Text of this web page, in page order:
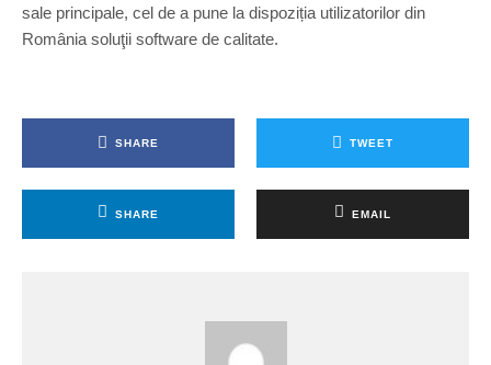
sale principale, cel de a pune la dispoziția utilizatorilor din
România soluţii software de calitate.
SHARE TWEET
SHARE EMAIL